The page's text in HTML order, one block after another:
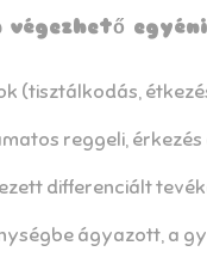
végezhető
(tisztálkodás,
reggeli,
differenciált
ágyazott, a